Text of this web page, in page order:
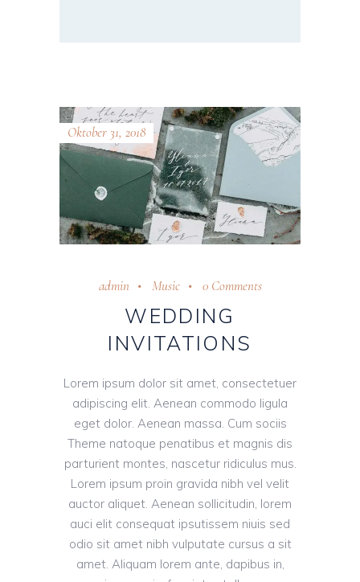
Oktober 31, 2018
admin Music 0 Comments
WEDDING
INVITATIONS
Lorem ipsum dolor sit amet, consectetuer
adipiscing elit. Aenean commodo ligula
eget dolor. Aenean massa. Cum sociis
Theme natoque penatibus et magnis dis
parturient montes, nascetur ridiculus mus.
Lorem ipsum proin gravida nibh vel velit
auctor aliquet. Aenean sollicitudin, lorem
auci elit consequat ipsutissem niuis sed
odio sit amet nibh vulputate cursus a sit
amet. Aliquam lorem ante, dapibus in,